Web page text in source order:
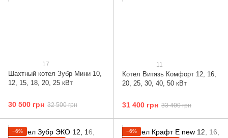
17
Шахтный котел Зубр Мини 10,
12, 15, 18, 20, 25 кВт
30 500 грн 32 500 грн
11
Котел Витязь Комфорт 12, 16,
20, 25, 30, 40, 50 кВт
31 400 грн 33 400 грн
−6%
−6%